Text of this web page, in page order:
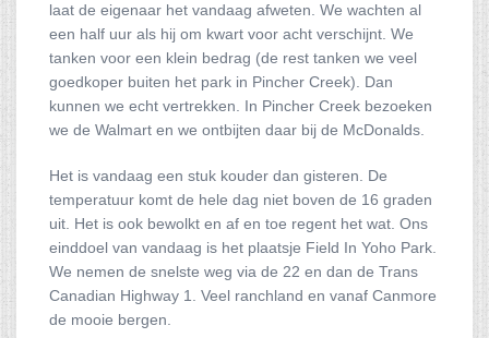
laat de eigenaar het vandaag afweten. We wachten al
een half uur als hij om kwart voor acht verschijnt. We
tanken voor een klein bedrag (de rest tanken we veel
goedkoper buiten het park in Pincher Creek). Dan
kunnen we echt vertrekken. In Pincher Creek bezoeken
we de Walmart en we ontbijten daar bij de McDonalds.
Het is vandaag een stuk kouder dan gisteren. De
temperatuur komt de hele dag niet boven de 16 graden
uit. Het is ook bewolkt en af en toe regent het wat. Ons
einddoel van vandaag is het plaatsje Field In Yoho Park.
We nemen de snelste weg via de 22 en dan de Trans
Canadian Highway 1. Veel ranchland en vanaf Canmore
de mooie bergen.